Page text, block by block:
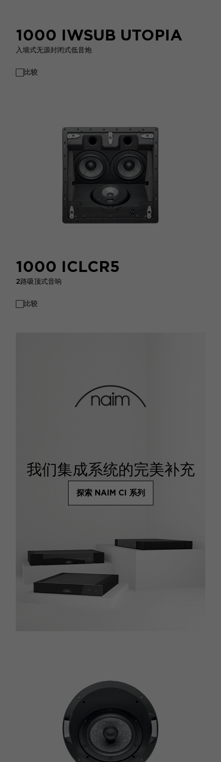
1000 IWSUB UTOPIA
入墙式无源封闭式低音炮
比较
1000 ICLCR5
2路吸顶式音响
比较
我们集成系统的完美补充
探索 NAIM CI 系列